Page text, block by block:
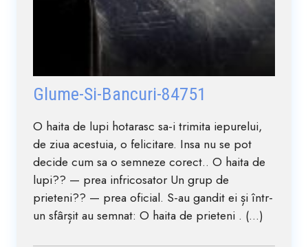
Glume-Si-Bancuri-84751
O haita de lupi hotarasc sa-i trimita iepurelui,
de ziua acestuia, o felicitare. Insa nu se pot
decide cum sa o semneze corect.. O haita de
lupi?? — prea infricosator Un grup de
prieteni?? — prea oficial. S-au gandit ei și într-
un sfârșit au semnat: O haita de prieteni . (...)